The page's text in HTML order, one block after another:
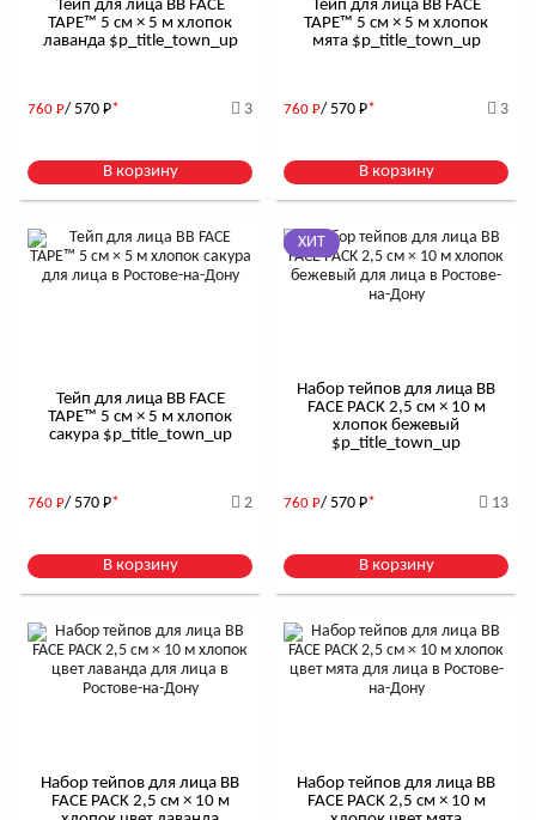
Тейп для лица BB FACE
TAPE™ 5 см × 5 м хлопок
лаванда $р_title_town_up
760 Р/ 570 Р* 3
В корзину
Тейп для лица BB FACE
TAPE™ 5 см × 5 м хлопок
мята $р_title_town_up
760 Р/ 570 Р* 3
В корзину
Тейп для лица BB FACE
TAPE™ 5 см × 5 м хлопок
сакура $р_title_town_up
760 Р/ 570 Р* 2
В корзину
ХИТ
Набор тейпов для лица BB
FACE PACK 2,5 см × 10 м
хлопок бежевый
$р_title_town_up
760 Р/ 570 Р* 13
В корзину
Набор тейпов для лица BB
FACE PACK 2,5 см × 10 м
Набор тейпов для лица BB
FACE PACK 2,5 см × 10 м